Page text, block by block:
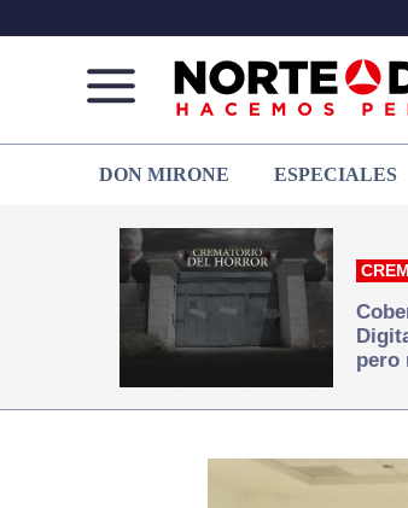
de
Juárez
que
hacemos periodismo
DON MIRONE ESPECIALES
pero